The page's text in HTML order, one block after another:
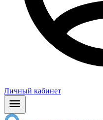
Личный кабинет